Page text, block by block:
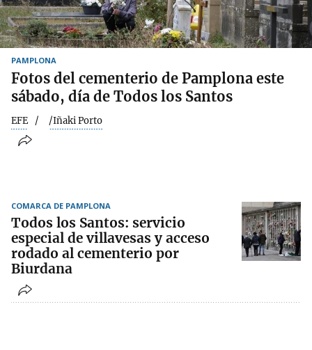
PAMPLONA
Fotos del cementerio de Pamplona este
sábado, día de Todos los Santos
EFE /Iñaki Porto
COMARCA DE PAMPLONA
Todos los Santos: servicio
especial de villavesas y acceso
rodado al cementerio por
Biurdana